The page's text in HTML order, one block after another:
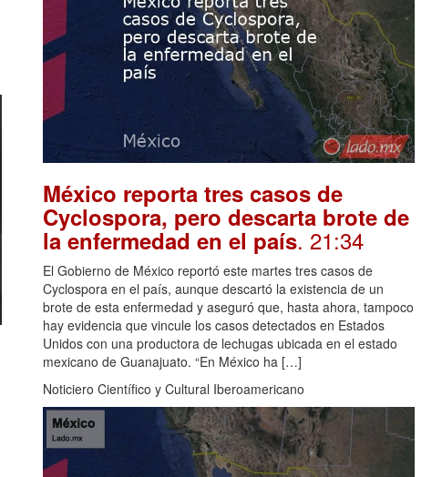
México reporta tres casos de
Cyclospora, pero descarta brote de
la enfermedad en el país. 21:34
El Gobierno de México reportó este martes tres casos de
Cyclospora en el país, aunque descartó la existencia de un
brote de esta enfermedad y aseguró que, hasta ahora, tampoco
hay evidencia que vincule los casos detectados en Estados
Unidos con una productora de lechugas ubicada en el estado
mexicano de Guanajuato. “En México ha […]
Noticiero Científico y Cultural Iberoamericano